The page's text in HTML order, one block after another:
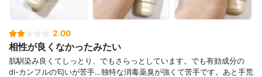
2.00
相性が良くなかったみたい
肌馴染み良くてしっとり、でもさらっとしています。でも有効成分の
dl-カンフルの匂いが苦手…独特な消毒薬臭が強くて苦手です。あと手荒